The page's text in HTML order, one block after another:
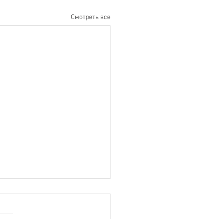
Смотреть все